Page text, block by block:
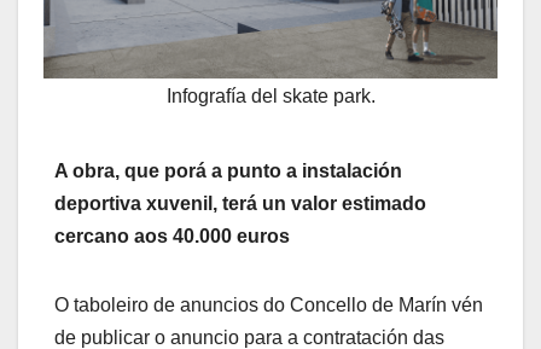
Infografía del skate park.
A obra, que porá a punto a instalación
deportiva xuvenil, terá un valor estimado
cercano aos 40.000 euros
O taboleiro de anuncios do Concello de Marín vén
de publicar o anuncio para a contratación das